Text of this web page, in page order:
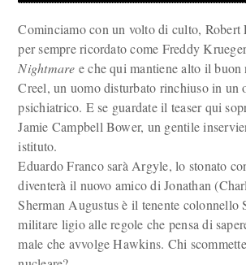
Cominciamo con un volto di culto, Robert
per sempre ricordato come Freddy
Nightmare e che qui mantiene alto il
Creel, un uomo disturbato rinchiuso in un
psichiatrico. E se guardate il teaser qui
Jamie Campbell Bower, un gentile
istituto.
Eduardo Franco sarà Argyle, lo stonato
diventerà il nuovo amico di Jonathan
Sherman Augustus è il tenente colonnello
militare ligio alle regole che pensa di
male che avvolge Hawkins. Chi